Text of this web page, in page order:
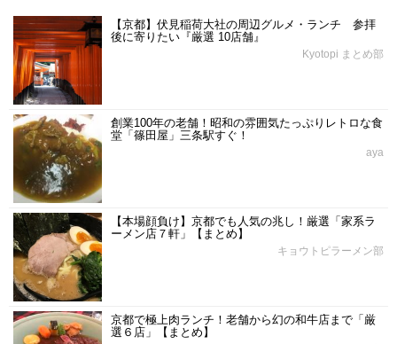
【京都】伏見稲荷大社の周辺グルメ・ランチ 参拝
後に寄りたい『厳選 10店舗』
Kyotopi まとめ部
創業100年の老舗！昭和の雰囲気たっぷりレトロな食
堂「篠田屋」三条駅すぐ！
aya
【本場顔負け】京都でも人気の兆し！厳選「家系ラ
ーメン店７軒」【まとめ】
キョウトピラーメン部
京都で極上肉ランチ！老舗から幻の和牛店まで「厳
選６店」【まとめ】